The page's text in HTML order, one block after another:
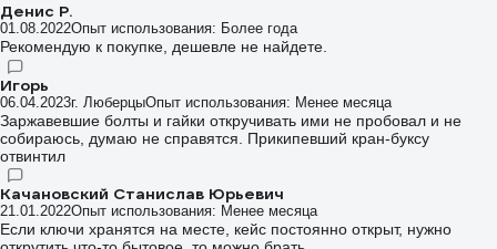
Денис Р.
01.08.2022Опыт использования: Более года
Рекомендую к покупке, дешевле не найдете.
Игорь
06.04.2023г. ЛюберцыОпыт использования: Менее месяца
Заржавевшие болты и гайки откручивать ими не пробовал и не
собираюсь, думаю не справятся. Прикипевший кран-буксу
отвинтил
Качановский Станислав Юрьевич
21.01.2022Опыт использования: Менее месяца
Если ключи хранятся на месте, кейс постоянно открыт, нужно